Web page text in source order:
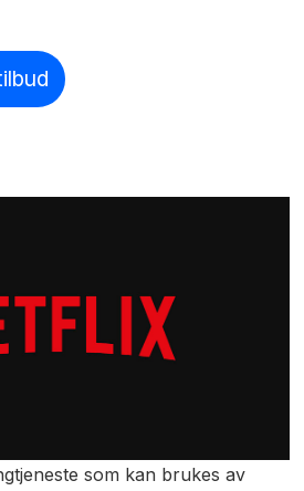
som kan brukes av